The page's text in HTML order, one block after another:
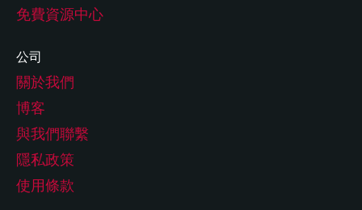
免費資源中心
公司
關於我們
博客
與我們聯繫
隱私政策
使用條款